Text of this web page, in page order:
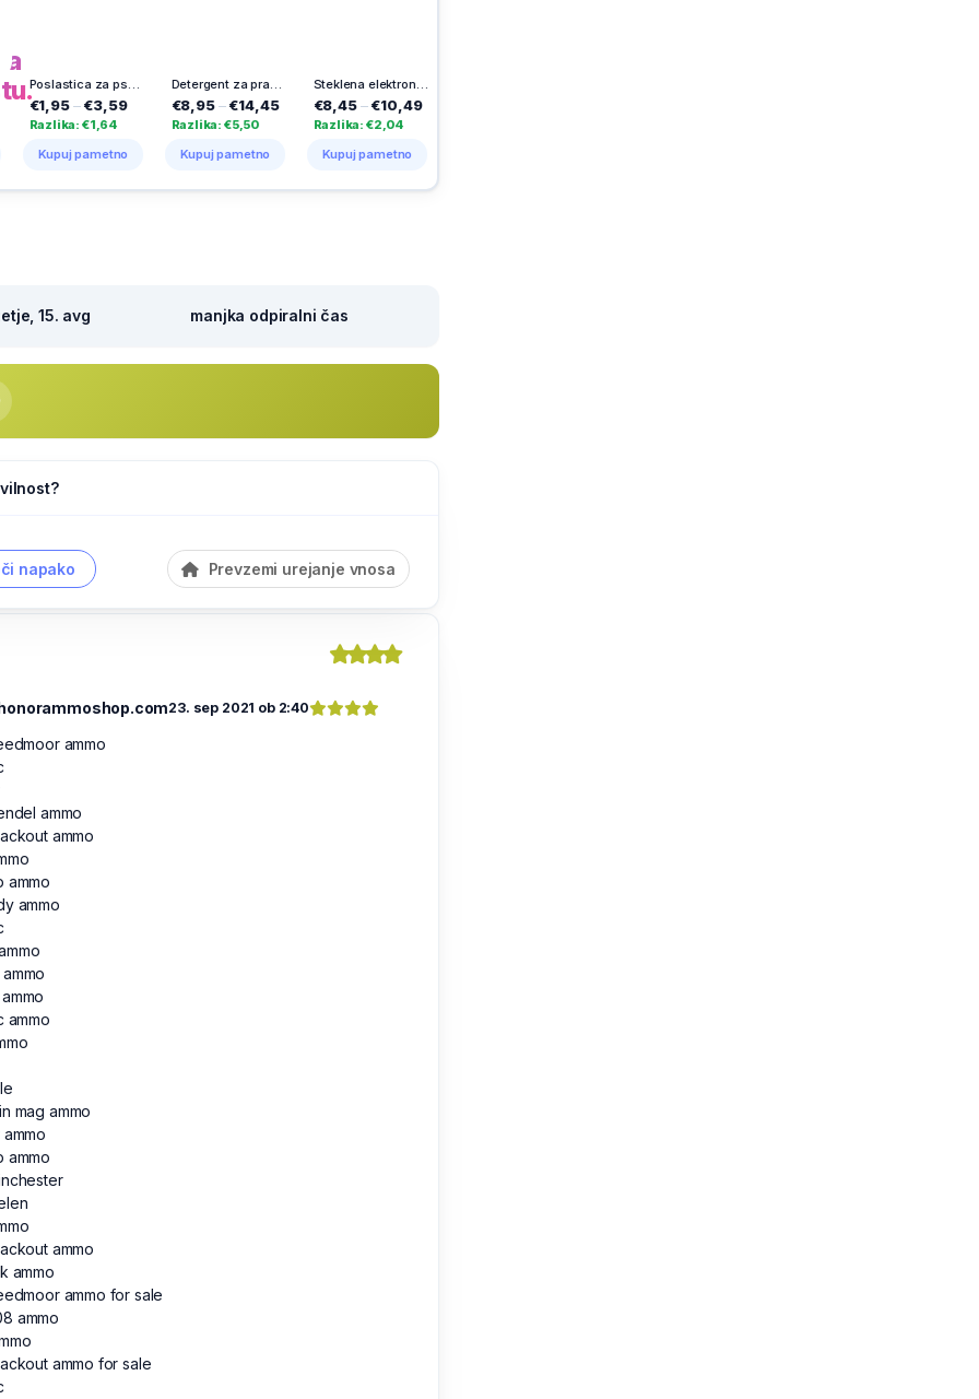
Poslastica za pse Vitakraft, kalcijeve kosti, ovite z račjim mesom, 80 g
–€3,59
€1,64
Detergent za pranje perila Disc Expert Stain Removal, Persil, 23 pranj
€8,95 €14,45
Razlika: €5,50
Kupuj pametno
Steklena elektronska sveča Herkul 60 dni, 1 kos
€8,45 €10,49
Razlika: €2,04
Kupuj pametno
€3,49
Razlika: €1,80
Kupuj pametno
15. avg manjka odpiralni čas
napako Prevzemi urejanje vnosa
23. sep 2021 ob 2:40
ammo
ammo
ammo
ammo
ammo
ammo
mag ammo
ammo
ammo
ammo
ammo
ammo for sale
ammo
ammo for sale